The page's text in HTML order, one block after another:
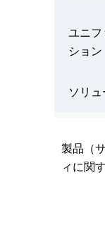
ユニフ
ション
ソリ
製品（
ィに関